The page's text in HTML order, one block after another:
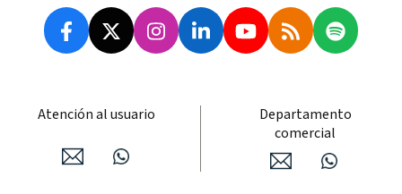
Atención al usuario
Departamento
comercial